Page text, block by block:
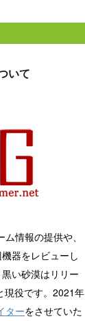
いて
情報の提供や、
器をレビューし
い砂漠はリリー
現役です。2021年
ターをさせていた